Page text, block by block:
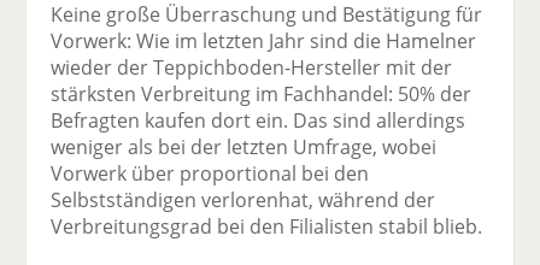
Keine große Überraschung und Bestätigung für
Vorwerk: Wie im letzten Jahr sind die Hamelner
wieder der Teppichboden-Hersteller mit der
stärksten Verbreitung im Fachhandel: 50% der
Befragten kaufen dort ein. Das sind allerdings
weniger als bei der letzten Umfrage, wobei
Vorwerk über proportional bei den
Selbstständigen verlorenhat, während der
Verbreitungsgrad bei den Filialisten stabil blieb.